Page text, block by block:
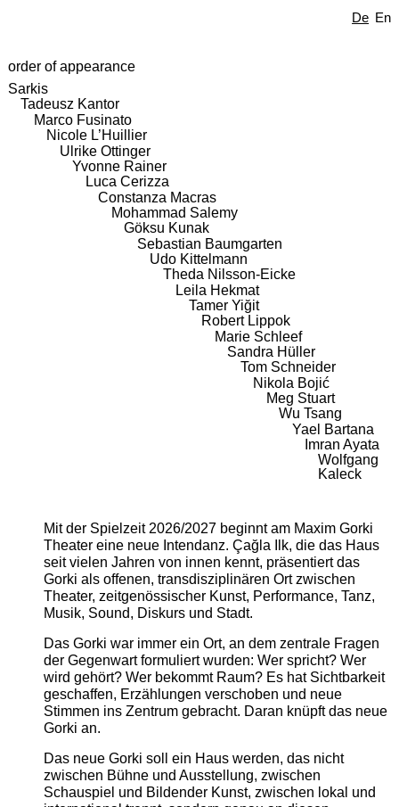
De En
order of appearance
Sarkis
Tadeusz Kantor
Marco Fusinato
Nicole L’Huillier
Ulrike Ottinger
Yvonne Rainer
Luca Cerizza
Constanza Macras
Mohammad Salemy
Göksu Kunak
Sebastian Baumgarten
Udo Kittelmann
Theda Nilsson-Eicke
Leila Hekmat
Tamer Yiğit
Robert Lippok
Marie Schleef
Sandra Hüller
Tom Schneider
Nikola Bojić
Meg Stuart
Wu Tsang
Yael Bartana
Imran Ayata
Wolfgang
Kaleck
Mit der Spielzeit 2026/2027 beginnt am Maxim Gorki
Theater eine neue Intendanz. Çağla Ilk, die das Haus
seit vielen Jahren von innen kennt, präsentiert das
Gorki als offenen, transdisziplinären Ort zwischen
Theater, zeitgenössischer Kunst, Performance, Tanz,
Musik, Sound, Diskurs und Stadt.
Das Gorki war immer ein Ort, an dem zentrale Fragen
der Gegenwart formuliert wurden: Wer spricht? Wer
wird gehört? Wer bekommt Raum? Es hat Sichtbarkeit
geschaffen, Erzählungen verschoben und neue
Stimmen ins Zentrum gebracht. Daran knüpft das neue
Gorki an.
Das neue Gorki soll ein Haus werden, das nicht
zwischen Bühne und Ausstellung, zwischen
Schauspiel und Bildender Kunst, zwischen lokal und